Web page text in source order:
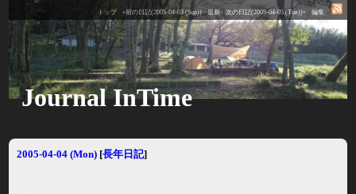
トップ «前の日記(2005-04-03 (Sun)) 最新 次の日記(2005-04-05 (Tue))» 編集
Journal InTime
2005-04-04 (Mon) [長年日記]